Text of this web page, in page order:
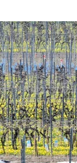
berlin
nord
wahrheit
verlag
verlag